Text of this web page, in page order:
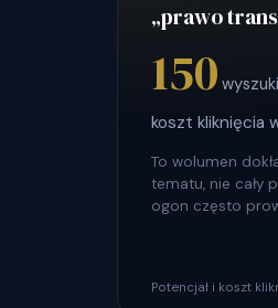
„prawo
150
koszt kliknięcia
To wolumen
tematu, nie cały
ogon często
Potencjał i koszt